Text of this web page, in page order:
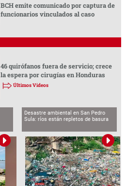
BCH emite comunicado por captura de
funcionarios vinculados al caso
46 quirófanos fuera de servicio; crece
la espera por cirugías en Honduras
Últimos Videos
Desastre ambiental en San Pedro
Sula: ríos están repletos de basura